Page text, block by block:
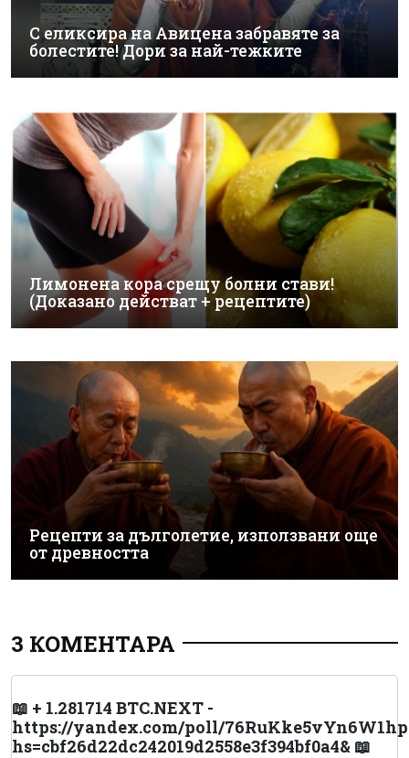
С еликсира на Авицена забравяте за
болестите! Дори за най-тежките
Лимонена кора срещу болни стави!
(Доказано действат + рецептите)
Рецепти за дълголетие, използвани още
от древността
3 КОМЕНТАРА
📖 + 1.281714 BTC.NEXT -
https://yandex.com/poll/
hs=cbf26d22dc242019d2558e3f394bf0a4& 📖